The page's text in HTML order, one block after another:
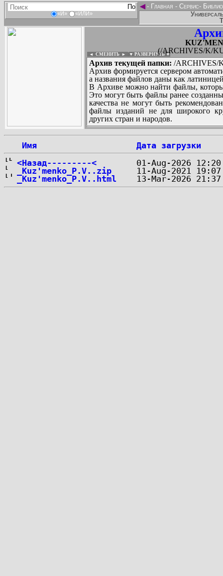
«И» «ИЛИ»
◄- Главная - Сервис-
(/ARCHIVES/K/
◄ СМЕНИТЬ ► ▼ РАЗВЕРНУТЬ ▼
Архив текущей папки: /ARCHIVES/
Архив формируется сервером
а названия файлов даны как
В Архиве можно найти файлы,
Это могут быть файлы ранее
качества не могут быть
файлы изданий не для широкого
других стран и народов.
Имя
Дата загрузки
<Назад---------<
_Kuz'menko_P.V..zip
_Kuz'menko_P.V..html